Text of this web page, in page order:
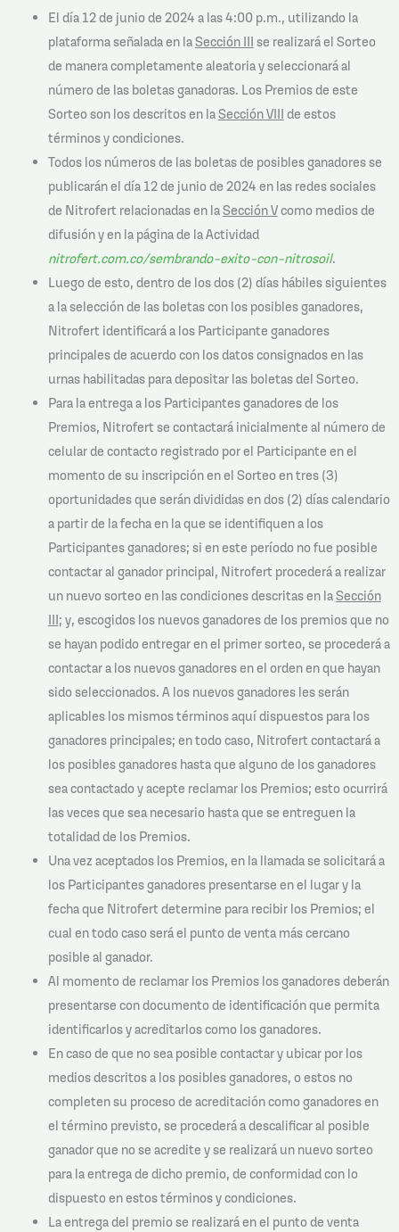
El día 12 de junio de 2024 a las 4:00 p.m., utilizando la
plataforma señalada en laSección III se realizará el Sorteo
de manera completamente aleatoria y seleccionará al
número de las boletas ganadoras. Los Premios de este
Sorteo son los descritos en laSección VIII de estos
términos y condiciones.
Todos los números de las boletas de posibles ganadores se
publicarán el día 12 de junio de 2024 en las redes sociales
de Nitrofert relacionadas en laSección Vcomo medios de
difusión y en la página de la Actividad
nitrofert.com.co/sembrando-exito-con-nitrosoil.
Luego de esto, dentro de los dos (2) días hábiles siguientes
a la selección de las boletas con los posibles ganadores,
Nitrofert identificará a los Participante ganadores
principales de acuerdo con los datos consignados en las
urnas habilitadas para depositar las boletas del Sorteo.
Para la entrega a los Participantes ganadores de los
Premios, Nitrofert se contactará inicialmente al número de
celular de contacto registrado por el Participante en el
momento de su inscripción en el Sorteo en tres (3)
oportunidades que serán divididas en dos (2) días calendario
a partir de la fecha en la que se identifiquen a los
Participantes ganadores; si en este período no fue posible
contactar al ganador principal, Nitrofert procederá a realizar
un nuevo sorteo en las condiciones descritas en laSección
III; y, escogidos los nuevos ganadores de los premios que no
se hayan podido entregar en el primer sorteo, se procederá a
contactar a los nuevos ganadores en el orden en que hayan
sido seleccionados. A los nuevos ganadores les serán
aplicables los mismos términos aquí dispuestos para los
ganadores principales; en todo caso, Nitrofert contactará a
los posibles ganadores hasta que alguno de los ganadores
sea contactado y acepte reclamar los Premios; esto ocurrirá
las veces que sea necesario hasta que se entreguen la
totalidad de los Premios.
Una vez aceptados los Premios, en la llamada se solicitará a
los Participantes ganadores presentarse en el lugar y la
fecha que Nitrofert determine para recibir los Premios; el
cual en todo caso será el punto de venta más cercano
posible al ganador.
Al momento de reclamar los Premios los ganadores deberán
presentarse con documento de identificación que permita
identificarlos y acreditarlos como los ganadores.
En caso de que no sea posible contactar y ubicar por los
medios descritos a los posibles ganadores, o estos no
completen su proceso de acreditación como ganadores en
el término previsto, se procederá a descalificar al posible
ganador que no se acredite y se realizará un nuevo sorteo
para la entrega de dicho premio, de conformidad con lo
dispuesto en estos términos y condiciones.
La entrega del premio se realizará en el punto de venta